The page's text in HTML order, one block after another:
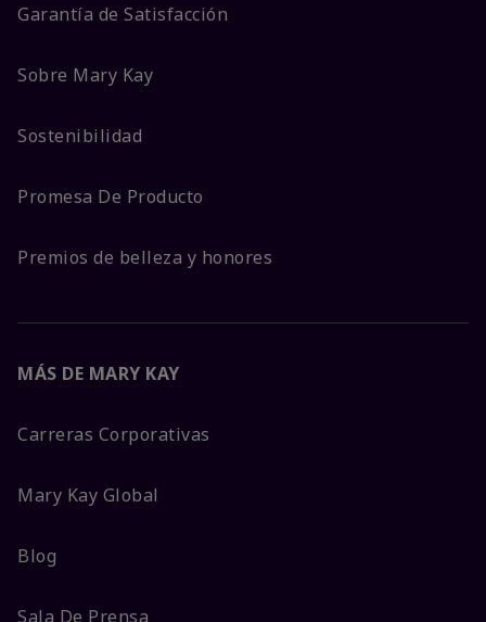
Garantía de Satisfacción
Sobre Mary Kay
Sostenibilidad
Promesa De Producto
Premios de belleza y honores
MÁS DE MARY KAY
Carreras Corporativas
Mary Kay Global
Blog
Sala De Prensa